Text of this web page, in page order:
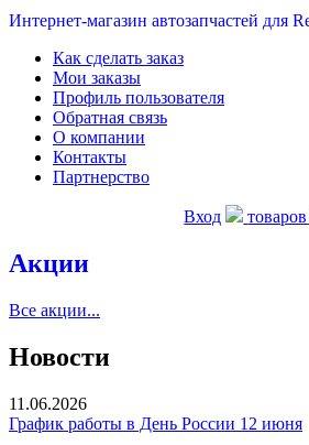
Интернет-магазин автозапчастей для
Как сделать заказ
Мои заказы
Профиль пользователя
Обратная связь
О компании
Контакты
Партнерство
Вход
Акции
Все акции...
Новости
11.06.2026
График работы в День России 12 июня